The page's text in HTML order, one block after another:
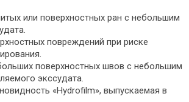
или поверхностных ран с небольшим
повреждений при риске
поверхностных швов с небольшим
экссудата.
«Hydrofilm», выпускаемая в